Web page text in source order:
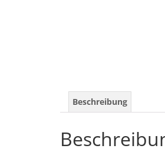
Beschreibung